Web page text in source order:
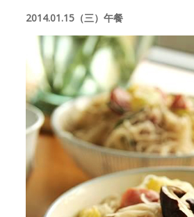
2014.01.15（三）午餐